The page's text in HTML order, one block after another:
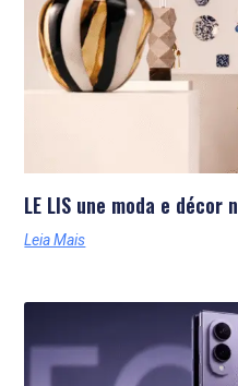
LE LIS une moda e décor
Leia Mais